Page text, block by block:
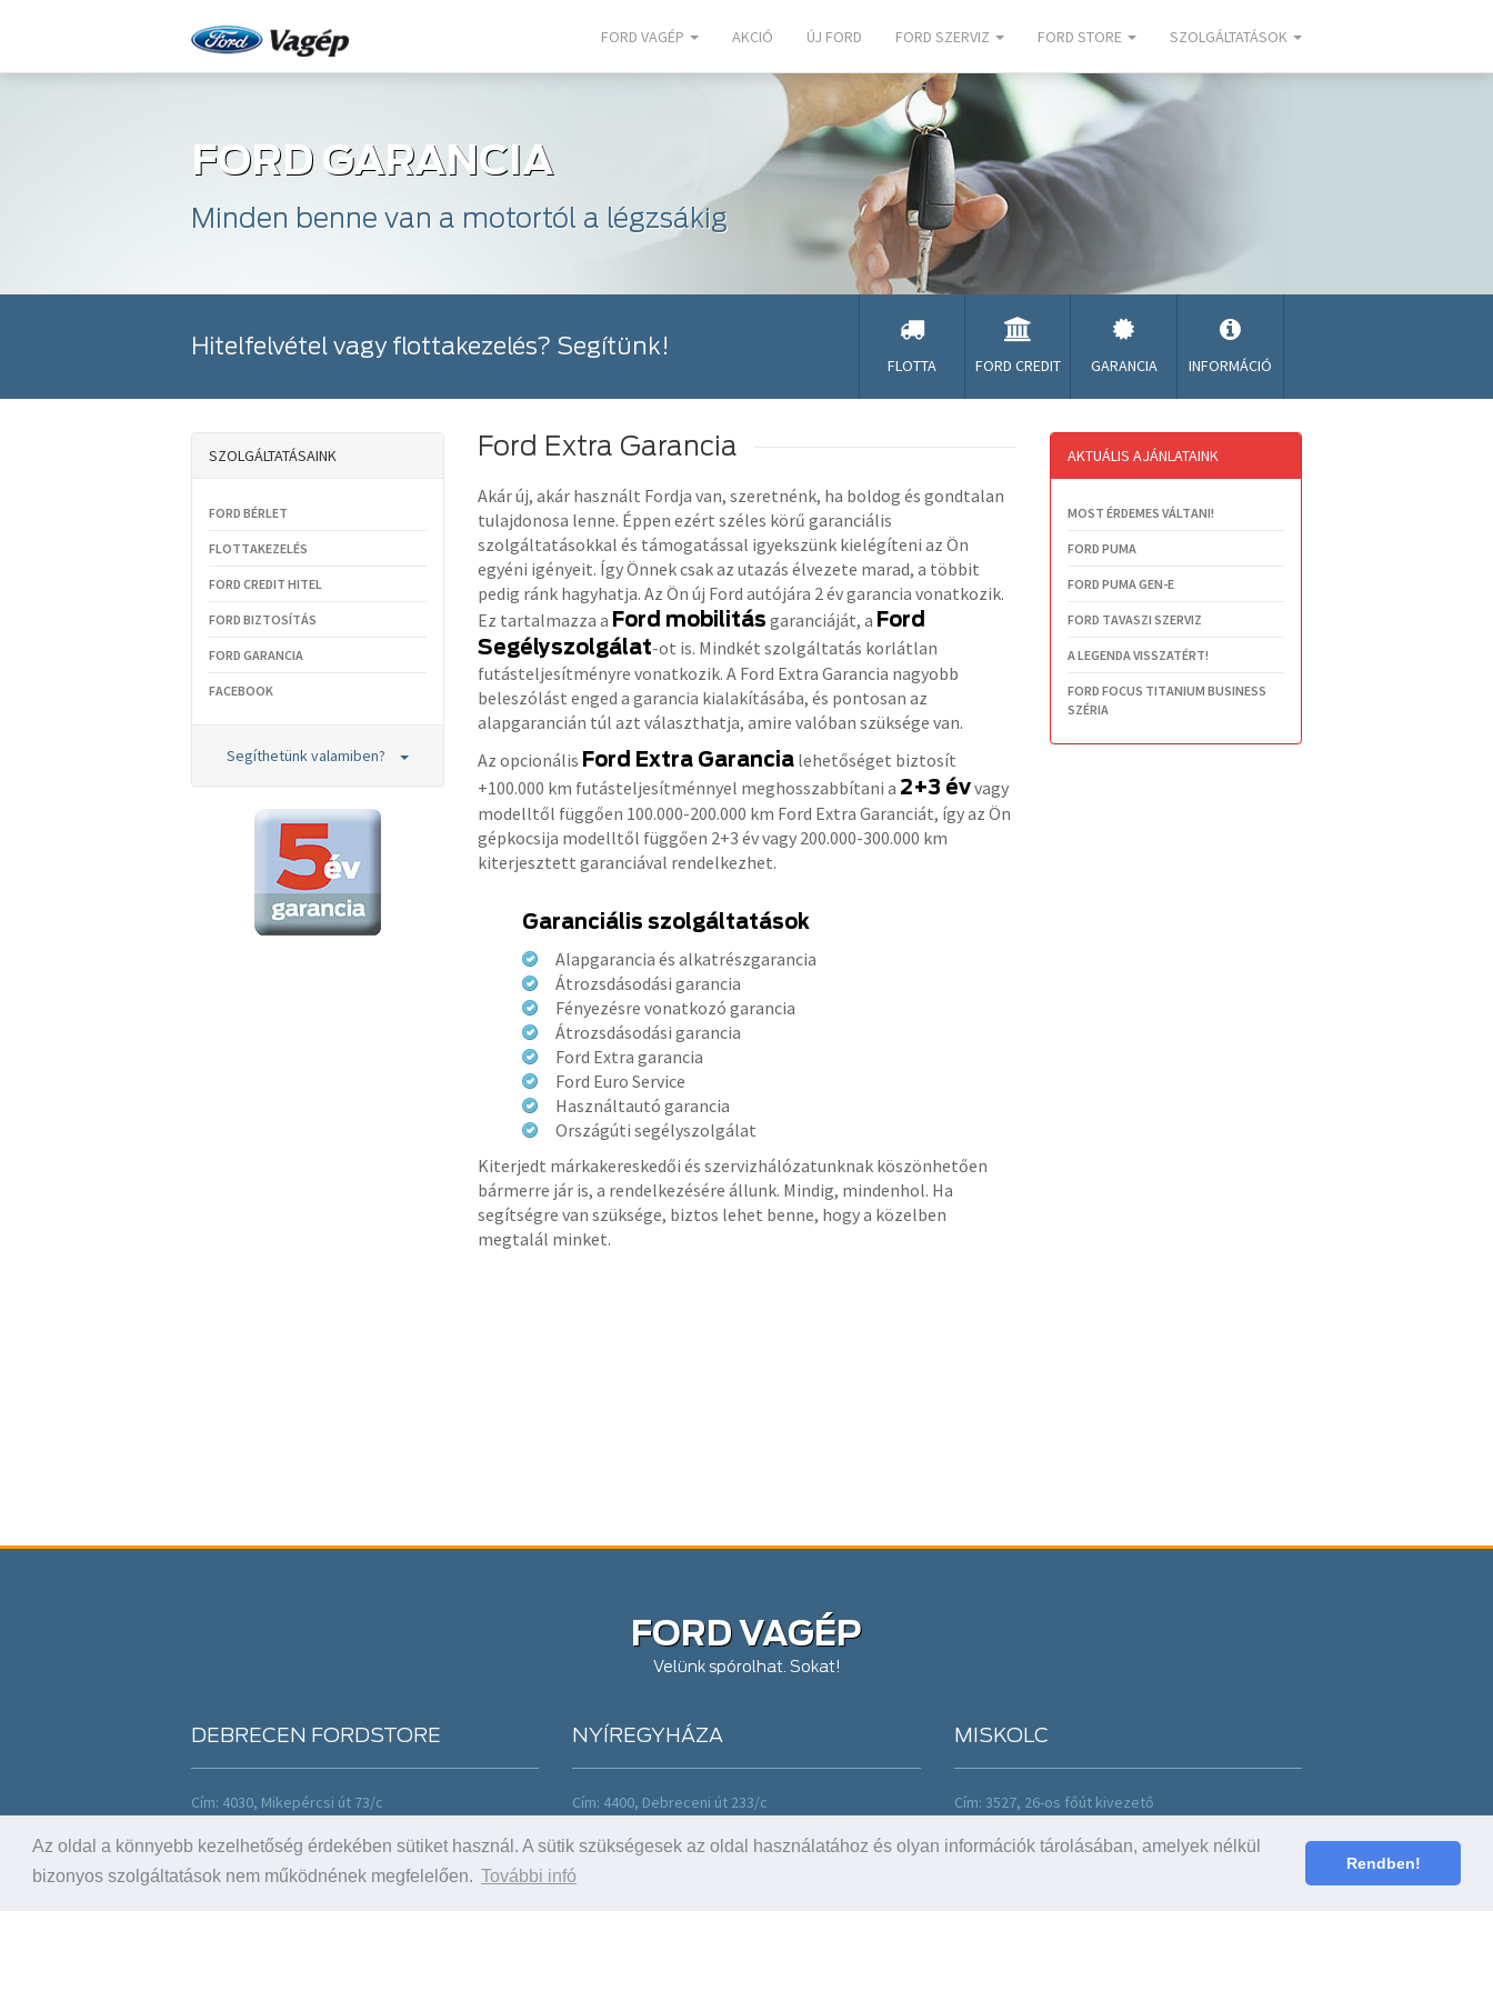
Az oldal a könnyebb kezelhetőség érdekében sütiket használ. A sütik szükségesek az oldal használatához és olyan információk tárolásában, amelyek nélkül
bizonyos szolgáltatások nem működnének megfelelően. További infó
Rendben!
FORD VAGÉP AKCIÓ ÚJ FORD FORD SZERVIZ FORD STORE SZOLGÁLTATÁSOK
FORD GARANCIA
Minden benne van a motortól a légzsákig
Hitelfelvétel vagy flottakezelés? Segítünk!
FLOTTA FORD CREDIT GARANCIA INFORMÁCIÓ
SZOLGÁLTATÁSAINK
FORD BÉRLET
FLOTTAKEZELÉS
FORD CREDIT HITEL
FORD BIZTOSÍTÁS
FORD GARANCIA
FACEBOOK
Segíthetünk valamiben?
Ford Extra Garancia
Akár új, akár használt Fordja van, szeretnénk, ha boldog és gondtalan
tulajdonosa lenne. Éppen ezért széles körű garanciális
szolgáltatásokkal és támogatással igyekszünk kielégíteni az Ön
egyéni igényeit. Így Önnek csak az utazás élvezete marad, a többit
pedig ránk hagyhatja. Az Ön új Ford autójára 2 év garancia vonatkozik.
Ez tartalmazza a Ford mobilitás garanciáját, a Ford
Segélyszolgálat-ot is. Mindkét szolgáltatás korlátlan
futásteljesítményre vonatkozik. A Ford Extra Garancia nagyobb
beleszólást enged a garancia kialakításába, és pontosan az
alapgarancián túl azt választhatja, amire valóban szüksége van.
Az opcionális Ford Extra Garancialehetőséget biztosít
+100.000 km futásteljesítménnyel meghosszabbítani a 2+3 évvagy
modelltől függően 100.000-200.000 km Ford Extra Garanciát, így az Ön
gépkocsija modelltől függően 2+3 év vagy 200.000-300.000 km
kiterjesztett garanciával rendelkezhet.
Garanciális szolgáltatások
Alapgarancia és alkatrészgarancia
Átrozsdásodási garancia
Fényezésre vonatkozó garancia
Átrozsdásodási garancia
Ford Extra garancia
Ford Euro Service
Használtautó garancia
Országúti segélyszolgálat
Kiterjedt márkakereskedői és szervizhálózatunknak köszönhetően
bármerre jár is, a rendelkezésére állunk. Mindig, mindenhol. Ha
segítségre van szüksége, biztos lehet benne, hogy a közelben
megtalál minket.
AKTUÁLIS AJÁNLATAINK
MOST ÉRDEMES VÁLTANI!
FORD PUMA
FORD PUMA GEN-E
FORD TAVASZI SZERVIZ
A LEGENDA VISSZATÉRT!
FORD FOCUS TITANIUM BUSINESS
SZÉRIA
FORD VAGÉP
Velünk spórolhat. Sokat!
DEBRECEN FORDSTORE
Cím: 4030, Mikepércsi út 73/c
Fax:dealer@forddebrecen.hu
Nyitva: H-P: 8-17 h:
NYÍREGYHÁZA
Cím: 4400, Debreceni út 233/c
Fax:dealer@vagep.hu
Nyitva: H-P: 8-17 h
Sz.: 9-13 h
MISKOLC
Cím: 3527, 26-os főút kivezető
Fax:dealer@fordvagep.hu